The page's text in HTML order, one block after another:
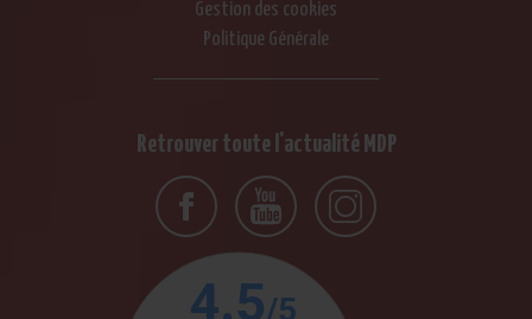
Gestion des cookies
Politique Générale
Retrouver toute l'actualité MDP